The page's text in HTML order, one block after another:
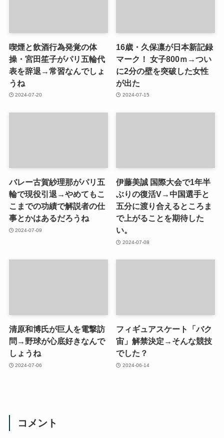
喫煙と飲酒行為発覚の体
操・宮田笙子がパリ五輪代
表を辞退→常習なんでしょ
うね
2024-07-20
16歳・久保凛が日本新記録
マーク！ 女子800ｍ→つい
に2分の壁を突破した女性
が出た
2024-07-15
バレー古賀紗理那がパリ五
輪で現役引退→やめてもこ
こまでの功績で解説者の仕
事とかはあるだろうね
2024-07-09
伊藤美誠 国際大会で1年半
ぶりの復活V→中国選手と
五分に渡り合えるところま
で上がることを期待した
い。
2024-07-08
清原和博氏が巨人を電撃訪
問→野球が心底好きなんで
しょうね
2024-07-06
フィギュアスケート「バク
宙」解禁決定→そんな競技
でした？
2024-06-14
コメント